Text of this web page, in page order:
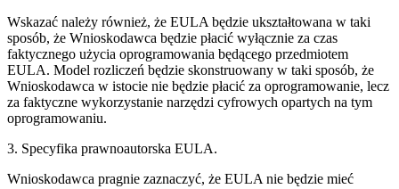
Wskazać należy również, że EULA będzie ukształtowana w taki
sposób, że Wnioskodawca będzie płacić wyłącznie za czas
faktycznego użycia oprogramowania będącego przedmiotem
EULA. Model rozliczeń będzie skonstruowany w taki sposób, że
Wnioskodawca w istocie nie będzie płacić za oprogramowanie, lecz
za faktyczne wykorzystanie narzędzi cyfrowych opartych na tym
oprogramowaniu.
3. Specyfika prawnoautorska EULA.
Wnioskodawca pragnie zaznaczyć, że EULA nie będzie mieć